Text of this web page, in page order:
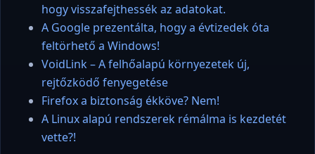
hogy visszafejthessék az adatokat.
A Google prezentálta, hogy a évtizedek óta
feltörhető a Windows!
VoidLink – A felhőalapú környezetek új,
rejtőzködő fenyegetése
Firefox a biztonság ékköve? Nem!
A Linux alapú rendszerek rémálma is kezdetét
vette?!